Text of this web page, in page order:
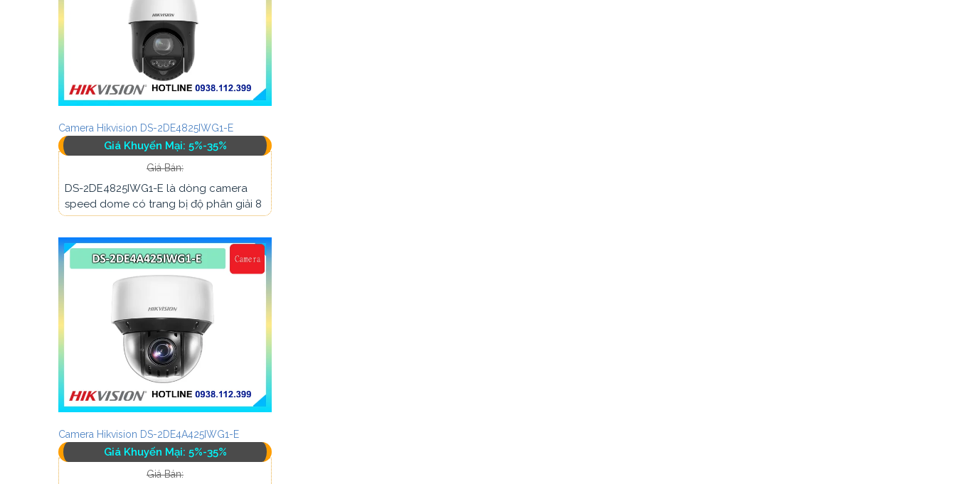
Camera Hikvision DS-2DE4825IWG1-E
Giá Khuyến Mại: 5%-35%
Giá Bán:
DS-2DE4825IWG1-E là dòng camera
speed dome có trang bị độ phân giải 8
Camera Hikvision DS-2DE4A425IWG1-E
Giá Khuyến Mại: 5%-35%
Giá Bán: